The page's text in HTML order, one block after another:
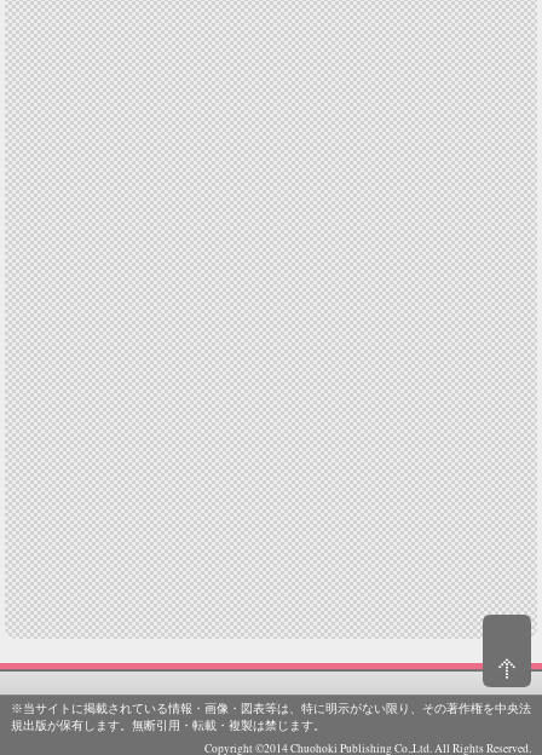
※当サイトに掲載されている情報・画像・図表等は、特に明示がない限り、その著作権を中央法
規出版が保有します。無断引用・転載・複製は禁じます。
Copyright ©2014 Chuohoki Publishing Co.,Ltd. All Rights Reserved.